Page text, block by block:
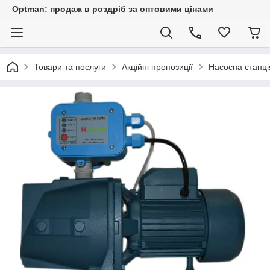
Optman: продаж в роздріб за оптовими цінами
Товари та послуги Акційні пропозиції Насосна